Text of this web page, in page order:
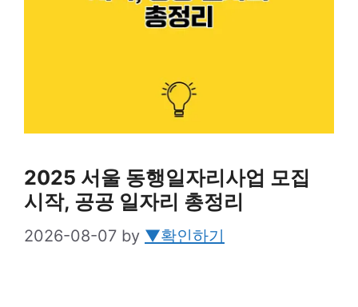
2025 서울 동행일자리사업 모집
시작, 공공 일자리 총정리
2026-08-07 by ▼확인하기